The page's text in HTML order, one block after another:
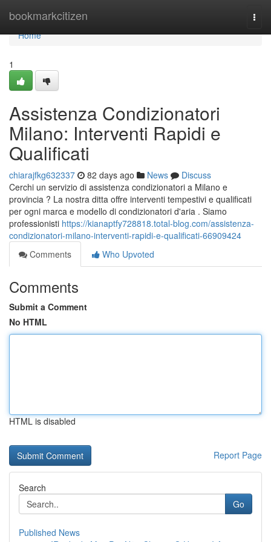
bookmarkcitizen
Home
Home
1
Assistenza Condizionatori
Milano: Interventi Rapidi e
Qualificati
chiarajfkg632337 82 days ago News
Discuss
Cerchi un servizio di assistenza condizionatori a Milano e
provincia ? La nostra ditta offre interventi tempestivi e qualificati
per ogni marca e modello di condizionatori d'aria . Siamo
professionisti https://kianaptfy728818.total-blog.com/assistenza-
condizionatori-milano-interventi-rapidi-e-qualificati-66909424
Comments
Who Upvoted
Comments
Submit a Comment
No HTML
HTML is disabled
Report Page
Search
Go
Published News